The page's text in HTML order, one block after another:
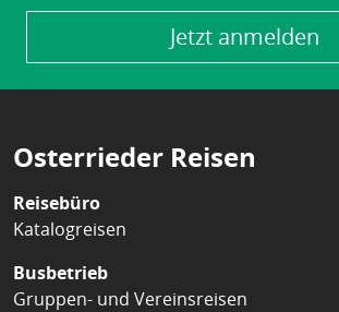
Jetzt anmelden
Osterrieder Reisen
Reisebüro
Katalogreisen
Busbetrieb
Gruppen- und Vereinsreisen